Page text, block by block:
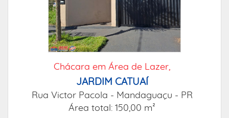
Chácara em Área de Lazer,
JARDIM CATUAÍ
Rua Victor Pacola - Mandaguaçu - PR
Área total: 150,00 m²